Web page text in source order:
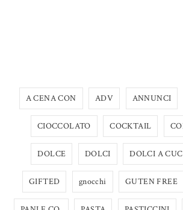
A CENA CON ADV ANNUNCI
CIOCCOLATO COCKTAIL
DOLCE DOLCI DOLCI A
GIFTED gnocchi GUTEN FREE